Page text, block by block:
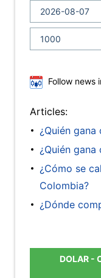
Follow news
Articles:
¿Quién
¿Quién
¿Cómo se
Colombia?
¿Dónde
DOLAR -